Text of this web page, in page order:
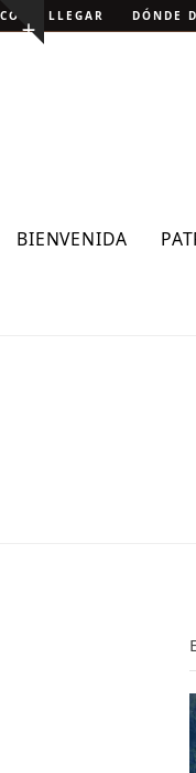
Skip
to Show
CÓMO LLEGAR DÓNDE
BIENVENIDA